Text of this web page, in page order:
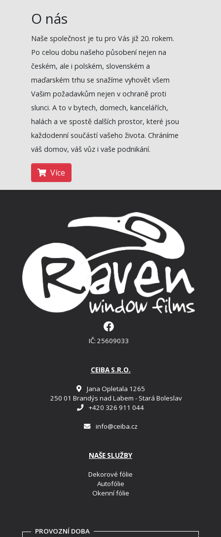
O nás
Naše společnost je tu pro Vás již 20. rokem.
Po celou dobu našeho působení nejen na
českém, ale i polském, slovenském a
maďarském trhu se snažíme vyhovět všem
Vašim požadavkům nejen v ochraně proti
slunci. A to v bytech, domech, kancelářích,
halách a ve spostě dalších prostor, které jsou
každodenní součástí vašeho života. Chráníme
váš domov, váš vůz i vaše podnikání.
Více
IČ: 25609033
CEIBA S.R.O.
Jana Opletala 1265
250 01 Brandýs nad Labem - Stará Boleslav
+420 326 911 044
info@ceiba.cz
NAŠE SLUŽBY
Dekorové fólie
Autofólie
Okenní fólie
PROVOZNÍ DOBA